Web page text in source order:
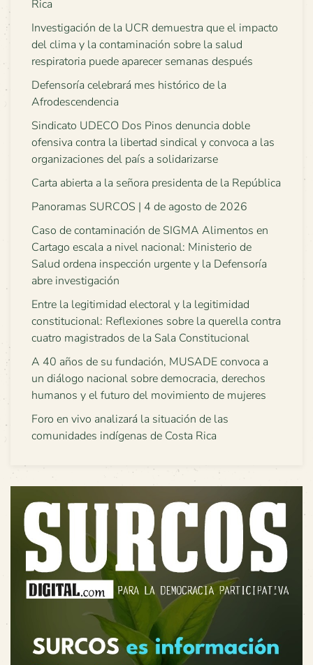
Rica
Investigación de la UCR demuestra que el impacto
del clima y la contaminación sobre la salud
respiratoria puede aparecer semanas después
Defensoría celebrará mes histórico de la
Afrodescendencia
Sindicato UDECO Dos Pinos denuncia doble
ofensiva contra la libertad sindical y convoca a las
organizaciones del país a solidarizarse
Carta abierta a la señora presidenta de la República
Panoramas SURCOS | 4 de agosto de 2026
Caso de contaminación de SIGMA Alimentos en
Cartago escala a nivel nacional: Ministerio de
Salud ordena inspección urgente y la Defensoría
abre investigación
Entre la legitimidad electoral y la legitimidad
constitucional: Reflexiones sobre la querella contra
cuatro magistrados de la Sala Constitucional
A 40 años de su fundación, MUSADE convoca a
un diálogo nacional sobre democracia, derechos
humanos y el futuro del movimiento de mujeres
Foro en vivo analizará la situación de las
comunidades indígenas de Costa Rica